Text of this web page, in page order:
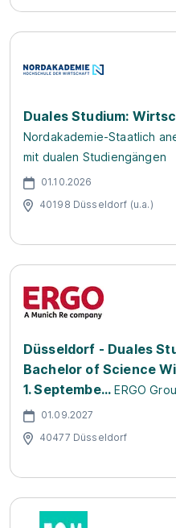
Duales Studium:
Nordakademie-Staatlich
mit dualen Studiengängen
01.10.2026
40198 Düsseldorf (u.a.)
Düsseldorf - Duales
Bachelor of Science
1. Septembe... ERGO
01.09.2027
40477 Düsseldorf